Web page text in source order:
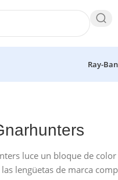
Ray-
luce un bloque de
lengüetas de marca